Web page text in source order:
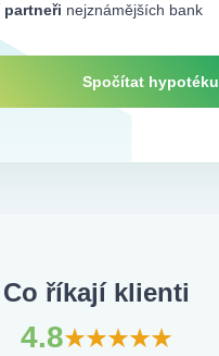
partneři nejznámějších bank
Spočítat hypotéku
Co říkají klienti
4.8